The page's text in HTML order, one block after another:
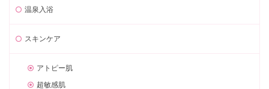
温泉入浴
スキンケア
アトピー肌
超敏感肌